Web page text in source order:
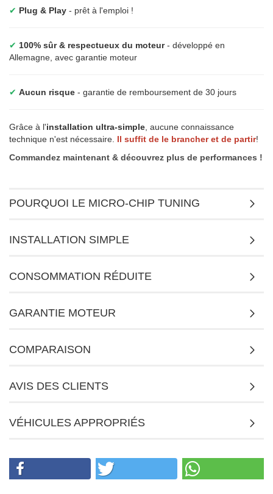
✔ Plug & Play - prêt à l'emploi !
✔ 100% sûr & respectueux du moteur- développé en
Allemagne, avec garantie moteur
✔ Aucun risque - garantie de remboursement de 30 jours
Grâce à l'installation ultra-simple , aucune connaissance
technique n'est nécessaire. Il suffit de le brancher et de partir!
Commandez maintenant & découvrez plus de performances !
POURQUOI LE MICRO-CHIP TUNING
INSTALLATION SIMPLE
CONSOMMATION RÉDUITE
GARANTIE MOTEUR
COMPARAISON
AVIS DES CLIENTS
VÉHICULES APPROPRIÉS